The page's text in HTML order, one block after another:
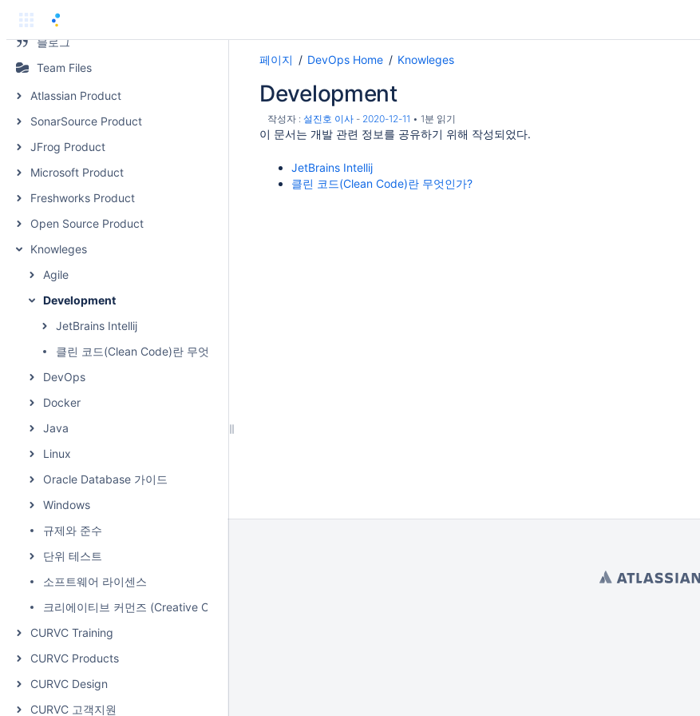
페이지
블로그
Team Files
Atlassian Product
SonarSource Product
JFrog Product
Microsoft Product
Freshworks Product
Open Source Product
Knowleges
Agile
Development
JetBrains Intellij
클린 코드(Clean Code)란 무엇인가?
DevOps
Docker
Java
Linux
Oracle Database 가이드
Windows
규제와 준수
단위 테스트
소프트웨어 라이센스
크리에이티브 커먼즈 (Creative Commons)
CURVC Training
CURVC Products
CURVC Design
CURVC 고객지원
페이지 DevOps Home Knowleges
Development
작성자 : 설진호 이사 - 2020-12-11 1분 읽기
이 문서는 개발 관련 정보를 공유하기 위해 작성되었다.
JetBrains Intellij
클린 코드(Clean Code)란 무엇인가?